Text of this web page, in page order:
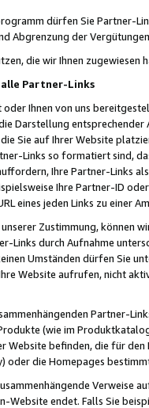
dürfen Sie Partner-
Abgrenzung der
die wir Ihnen zugewiesen
Partner-Links
Ihnen von uns
Darstellung
Sie auf Ihrer Website
Links so formatiert sind,
Ihre Partner-Links
Ihre Partner-ID
eines jeden Links zu einer
Zustimmung, können
Links durch Aufnahme
Umständen dürfen Sie
Website aufrufen, nicht
Partner-
(wie im
Website befinden, die für
oder die Homepages
Website endet. Falls Sie